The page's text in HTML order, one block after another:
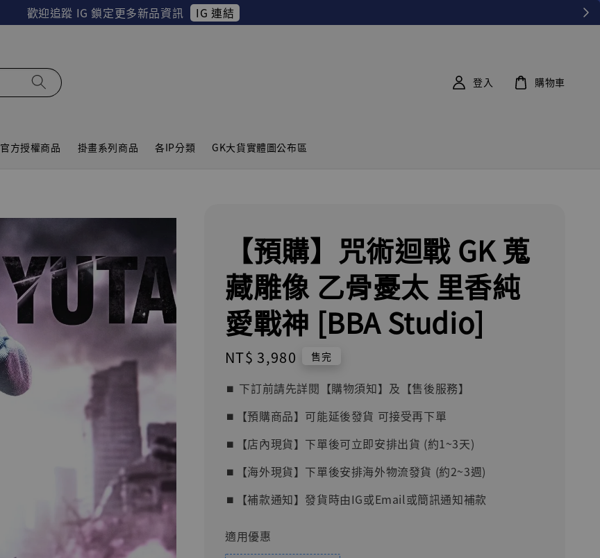
歡迎追蹤 IG 鎖定更多新品資訊 IG 連結
官方授權商品 掛畫系列商品 各IP分類 GK大貨實體圖公布區
登入 購物車
【預購】咒術迴戰 GK 蒐
藏雕像 乙骨憂太 里香純
愛戰神 [BBA Studio]
Regular
price
NT$ 3,980 售完
⏹︎ 下訂前請先詳閱【購物須知】及【售後服務】
⏹︎【預購商品】可能延後發貨 可接受再下單
⏹︎【店內現貨】下單後可立即安排出貨 (約1~3天)
⏹︎【海外現貨】下單後安排海外物流發貨 (約2~3週)
⏹︎【補款通知】發貨時由IG或Email或簡訊通知補款
適用優惠